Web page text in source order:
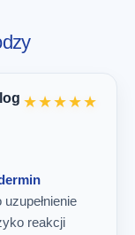
★★★★★
reakcji